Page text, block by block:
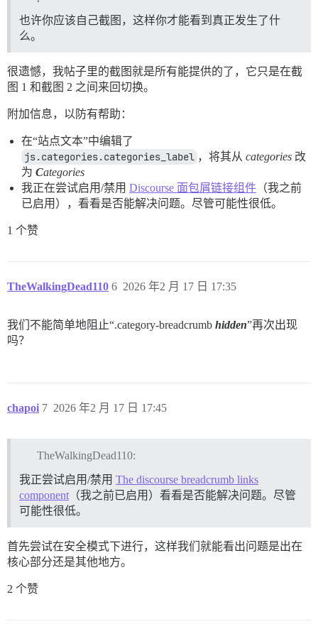
--></div>
<!--
<!--
也许你应该自己截图，这样你才能看到真正发生了什
么。
很遗憾，我帖子里的截图就是所有能提供的了，它只是在截
图 1 和截图 2 之间来回切换。
附加信息，以防有帮助：
在“站点文本”中编辑了
js.categories.categories_label ，将其从 categories 改
为 Categories
我正在尝试启用/禁用 Discourse 面包屑链接组件 （我之前
已启用），看看是否能解决问题。尽管可能性很低。
1 个赞
TheWalkingDead110 2026 年2 月 17 日 17:35
6
我们不能简单地阻止“.category-breadcrumb hidden”再次出现
吗？
chapoi 2026 年2 月 17 日 17:45
7
TheWalkingDead110:
我正尝试启用/禁用 The discourse breadcrumb links
component （我之前已启用）看看是否能解决问题。尽管
可能性很低。
首先尝试在安全模式下进行，这样我们就能看出问题是出在
核心部分还是其他地方。
2 个赞